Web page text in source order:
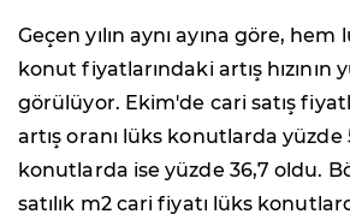
Geçen yılın aynı ayına göre,
konut fiyatlarındaki artış hızının
görülüyor. Ekim'de cari satış
artış oranı lüks konutlarda yüzde
konutlarda ise yüzde 36,7 oldu.
satılık m2 cari fiyatı lüks